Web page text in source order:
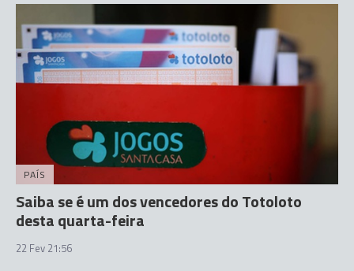
PAÍS
Saiba se é um dos vencedores do Totoloto
desta quarta-feira
22 Fev 21:56